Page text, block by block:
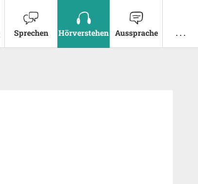
Sprechen Hörverstehen Aussprache . . .